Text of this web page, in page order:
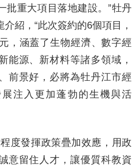
批重大項目落地建設。”牡丹
紹，“此次簽約的6個項目，
，涵蓋了生物經濟、數字經
能源、新材料等諸多領域，
前景好，必將為牡丹江市經
注入更加蓬勃的生機與活
發揮政策疊加效應，用政
意留住人才，讓優質科教資